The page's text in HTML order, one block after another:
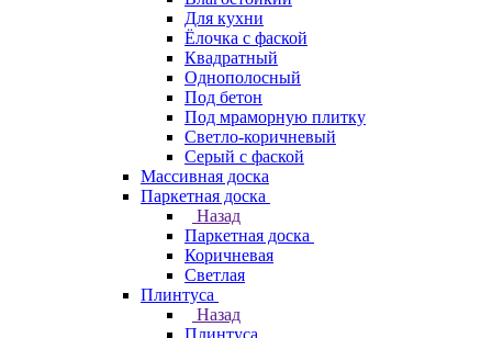
Для кухни
Ёлочка с фаской
Квадратный
Однополосный
Под бетон
Под мраморную плитку
Светло-коричневый
Серый с фаской
Массивная доска
Паркетная доска
Назад
Паркетная доска
Коричневая
Светлая
Плинтуса
Назад
Плинтуса